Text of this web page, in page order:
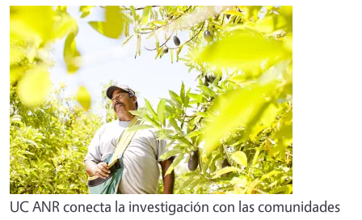
UC ANR conecta la investigación con las comunidades